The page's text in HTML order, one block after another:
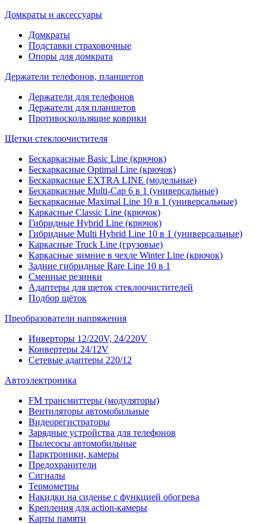
Домкраты и аксессуары
Домкраты
Подставки страховочные
Опоры для домкрата
Держатели телефонов, планшетов
Держатели для телефонов
Держатели для планшетов
Противоскользящие коврики
Щетки стеклоочистителя
Бескаркасные Basic Line (крючок)
Бескаркасные Optimal Line (крючок)
Бескаркасные EXTRA LINE (модельные)
Бескаркасные Multi-Cap 6 в 1 (универсальные)
Бескаркасные Maximal Line 10 в 1 (универсальные)
Каркасные Classic Line (крючок)
Гибридные Hybrid Line (крючок)
Гибридные Multi Hybrid Line 10 в 1 (универсальные)
Каркасные Truck Line (грузовые)
Каркасные зимние в чехле Winter Line (крючок)
Задние гибридные Rare Line 10 в 1
Сменные резинки
Адаптеры для щеток стеклоочистителей
Подбор щёток
Преобразователи напряжения
Инверторы 12/220V, 24/220V
Конвертеры 24/12V
Сетевые адаптеры 220/12
Автоэлектроника
FM трансмиттеры (модуляторы)
Вентиляторы автомобильные
Видеорегистраторы
Зарядные устройства для телефонов
Пылесосы автомобильные
Парктроники, камеры
Предохранители
Сигналы
Термометры
Накидки на сиденье с функцией обогрева
Крепления для action-камеры
Карты памяти